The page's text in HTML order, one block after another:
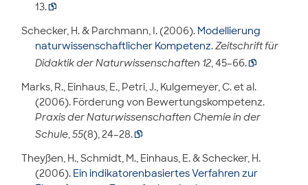
13.
Schecker, H. & Parchmann, I. (2006). Modellierung
naturwissenschaftlicher Kompetenz.Zeitschrift für
Didaktik der Naturwissenschaften 12, 45–66.
Marks, R., Einhaus, E., Petri, J., Kulgemeyer, C. et al.
(2006). Förderung von Bewertungskompetenz.
Praxis der Naturwissenschaften Chemie in der
Schule,55(8), 24–28.
Theyßen, H., Schmidt, M., Einhaus, E. & Schecker, H.
(2006). Ein indikatorenbasiertes Verfahren zur